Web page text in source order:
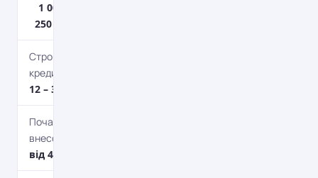
1 000 грн. –
250 000 грн.
Строк
кредитування
12 – 36 міс.
Початковий
внесок
від 40%